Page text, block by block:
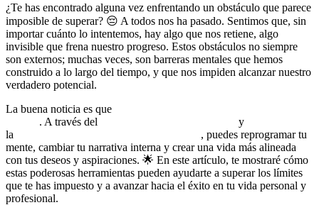
¿Te has encontrado alguna vez enfrentando un obstáculo que parece
imposible de superar? 😔 A todos nos ha pasado. Sentimos que, sin
importar cuánto lo intentemos, hay algo que nos retiene, algo
invisible que frena nuestro progreso. Estos obstáculos no siempre
son externos; muchas veces, son barreras mentales que hemos
construido a lo largo del tiempo, y que nos impiden alcanzar nuestro
verdadero potencial.
La buena noticia es que
. A través del
y
la
, puedes reprogramar tu
mente, cambiar tu narrativa interna y crear una vida más alineada
con tus deseos y aspiraciones. 🌟 En este artículo, te mostraré cómo
estas poderosas herramientas pueden ayudarte a superar los límites
que te has impuesto y a avanzar hacia el éxito en tu vida personal y
profesional.